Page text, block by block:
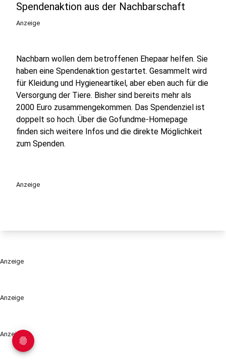
Anzeige
Anzeige
Spendenaktion aus der Nachbarschaft
Anzeige
Nachbarn wollen dem betroffenen Ehepaar helfen. Sie
haben eine Spendenaktion gestartet. Gesammelt wird
für Kleidung und Hygieneartikel, aber eben auch für die
Versorgung der Tiere. Bisher sind bereits mehr als
2000 Euro zusammengekommen. Das Spendenziel ist
doppelt so hoch. Über die Gofundme-Homepage
finden sich weitere Infos und die direkte Möglichkeit
zum Spenden.
Anzeige
Anzeige